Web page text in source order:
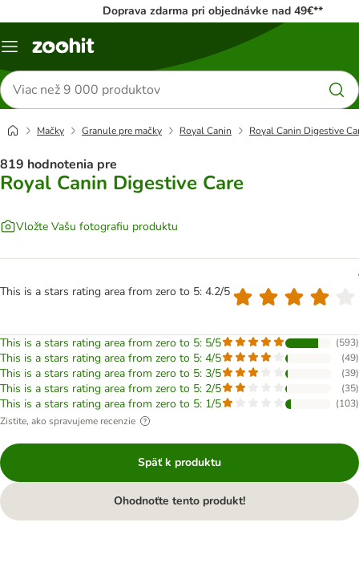
Doprava zdarma pri objednávke nad 49€**
Kategórie
Hľadať
produkty
Mačky Granule pre mačky Royal Canin Royal Canin Digestive
819 hodnotenia pre
Royal Canin Digestive Care
Vložte Vašu fotografiu produktu
This is a stars rating area from zero to 5: 4.2/5
This is a stars rating area from zero to 5: 5/5 (593)
This is a stars rating area from zero to 5: 4/5 (49)
This is a stars rating area from zero to 5: 3/5 (39)
This is a stars rating area from zero to 5: 2/5 (35)
This is a stars rating area from zero to 5: 1/5 (103)
Zistite, ako spravujeme recenzie
Späť k produktu
Ohodnoťte tento produkt!